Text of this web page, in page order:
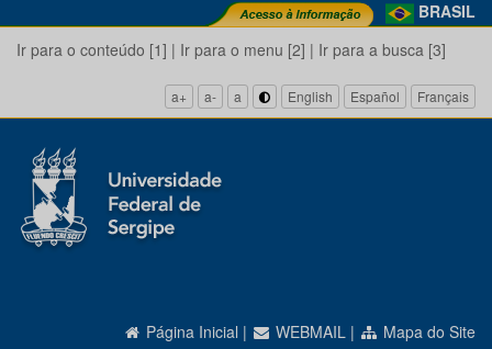
BRASIL
Ir para o conteúdo [1] | Ir para o menu [2] | Ir para a busca [3]
a+ a- a English Español Français
Página Inicial | WEBMAIL | Mapa do Site